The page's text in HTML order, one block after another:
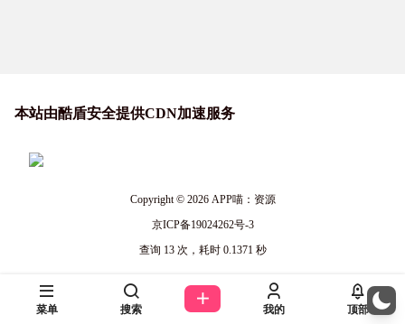
本站由酷盾安全提供CDN加速服务
Copyright © 2026APP喵：资源
京ICP备19024262号-3
查询 13 次，耗时 0.1371 秒
菜单 搜索 我的 顶部